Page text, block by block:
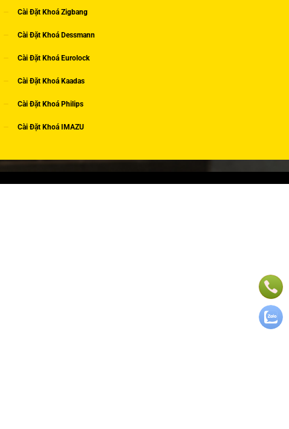
Cài Đặt Khoá Zigbang
Cài Đặt Khoá Dessmann
Cài Đặt Khoá Eurolock
Cài Đặt Khoá Kaadas
Cài Đặt Khoá Philips
Cài Đặt Khoá IMAZU